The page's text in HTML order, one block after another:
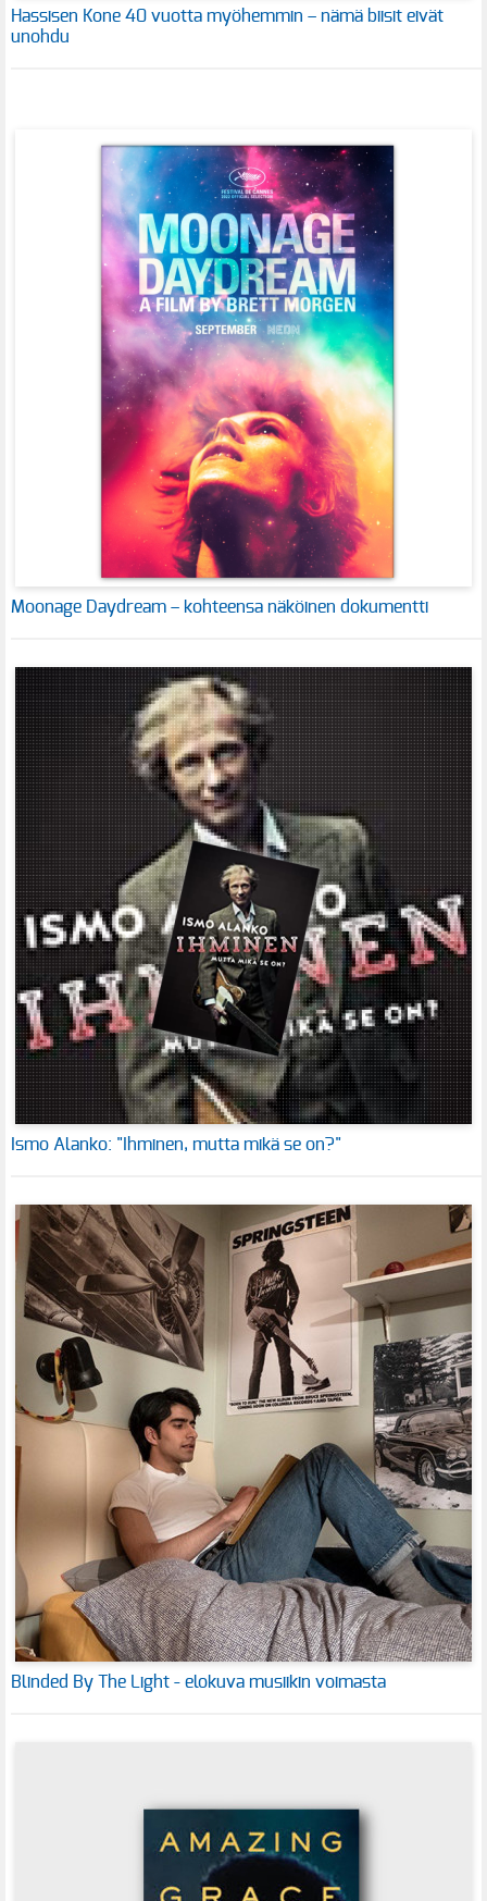
Hassisen Kone 40 vuotta myöhemmin – nämä biisit eivät
unohdu
Moonage Daydream – kohteensa näköinen dokumentti
Ismo Alanko: "Ihminen, mutta mikä se on?"
Blinded By The Light - elokuva musiikin voimasta